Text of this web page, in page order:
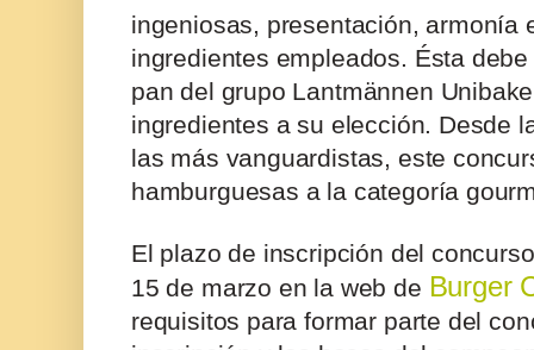
ingeniosas, presentación, armonía
ingredientes empleados. Ésta
pan del grupo Lantmännen
ingredientes a su elección. Desde
las más vanguardistas, este
hamburguesas a la categoría
El plazo de inscripción del
15 de marzo en la web de Burger
requisitos para formar parte del